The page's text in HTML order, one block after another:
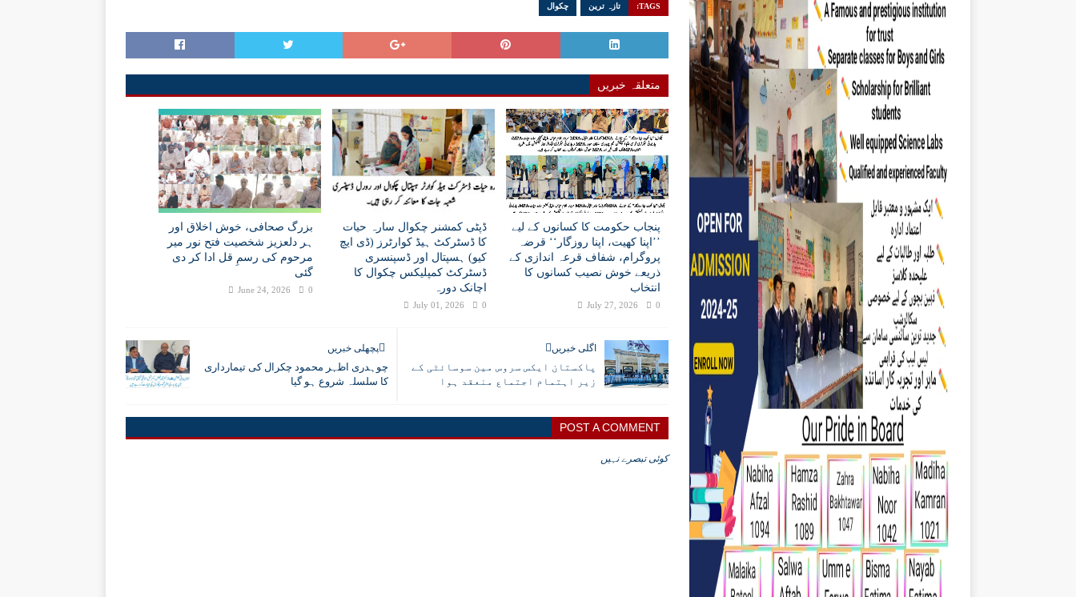
TAGS: تازہ ترین چکوال
متعلقہ خبریں
پنجاب حکومت کا کسانوں کے لیے
’’اپنا کھیت، اپنا روزگار‘‘ قرضہ
پروگرام، شفاف قرعہ اندازی کے
ذریعے خوش نصیب کسانوں کا
انتخاب
July 27, 2026 0
ڈپٹی کمشنر چکوال سارہ حیات
کا ڈسٹرکٹ ہیڈ کوارٹرز (ڈی ایچ
کیو) ہسپتال اور ڈسپنسری
ڈسٹرکٹ کمپلیکس چکوال کا
اچانک دورہ
July 01, 2026 0
بزرگ صحافی، خوش اخلاق اور
ہر دلعزیز شخصیت فتح نور میر
مرحوم کی رسمِ قل ادا کر دی
گئی
June 24, 2026 0
اگلی خبریں
پاکستان ایکس سروس مین سوسائٹی کے
زیر اہتمام اجتماع منعقد ہوا
پچھلی خبریں
چوہدری اظہر محمود چکرال کی تیمارداری
کا سلسلہ شروع ہو گیا
POST A COMMENT
کوئی تبصرے نہیں